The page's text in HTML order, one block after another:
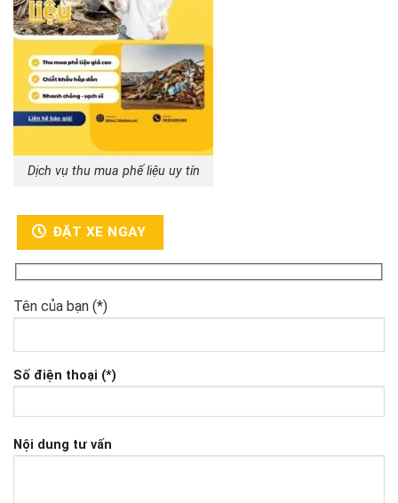
Dịch vụ thu mua phế liệu uy tín
ĐẶT XE NGAY
Tên của bạn (*)
Số điện thoại (*)
Nội dung tư vấn